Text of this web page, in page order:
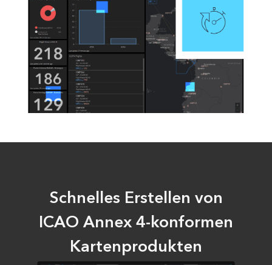
Schnelles Erstellen von
ICAO Annex 4-konformen
Kartenprodukten